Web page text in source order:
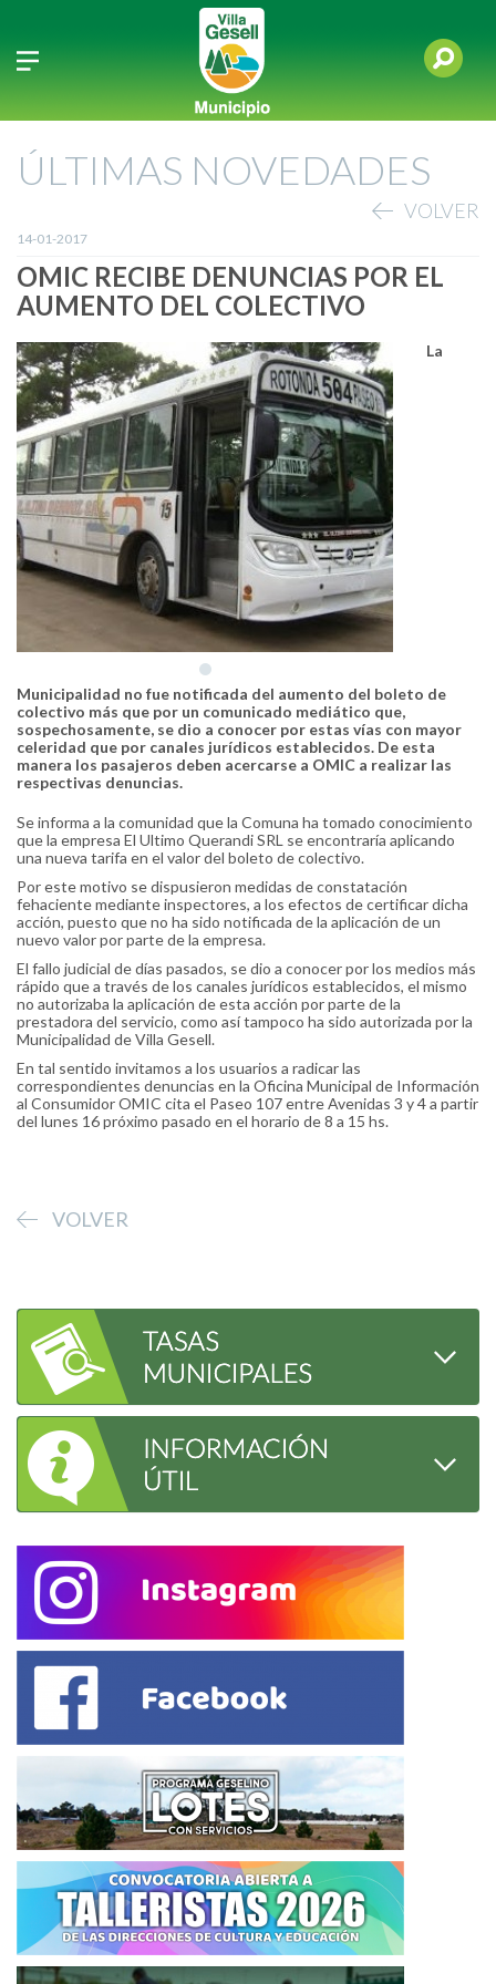
ÚLTIMAS NOVEDADES
VOLVER
14-01-2017
OMIC RECIBE DENUNCIAS POR EL
AUMENTO DEL COLECTIVO
La
Municipalidad no fue notificada del aumento del boleto de
colectivo más que por un comunicado mediático que,
sospechosamente, se dio a conocer por estas vías con mayor
celeridad que por canales jurídicos establecidos. De esta
manera los pasajeros deben acercarse a OMIC a realizar las
respectivas denuncias.
Se informa a la comunidad que la Comuna ha tomado conocimiento
que la empresa El Ultimo Querandi SRL se encontraría aplicando
una nueva tarifa en el valor del boleto de colectivo.
Por este motivo se dispusieron medidas de constatación
fehaciente mediante inspectores, a los efectos de certificar dicha
acción, puesto que no ha sido notificada de la aplicación de un
nuevo valor por parte de la empresa.
El fallo judicial de días pasados, se dio a conocer por los medios más
rápido que a través de los canales jurídicos establecidos, el mismo
no autorizaba la aplicación de esta acción por parte de la
prestadora del servicio, como así tampoco ha sido autorizada por la
Municipalidad de Villa Gesell.
En tal sentido invitamos a los usuarios a radicar las
correspondientes denuncias en la Oficina Municipal de Información
al Consumidor OMIC cita el Paseo 107 entre Avenidas 3 y 4 a partir
del lunes 16 próximo pasado en el horario de 8 a 15 hs.
VOLVER